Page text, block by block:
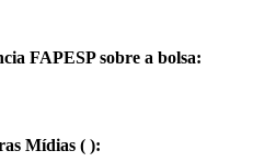
FAPESP sobre a bolsa:
Mídias ( ):